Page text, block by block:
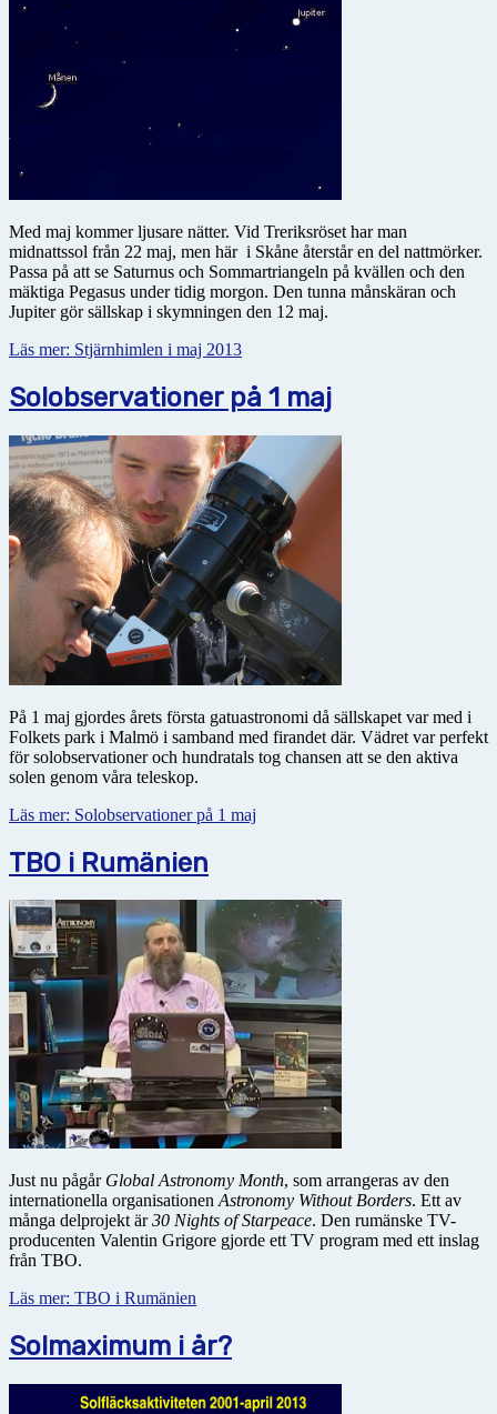
Med maj kommer ljusare nätter. Vid Treriksröset har man
midnattssol från 22 maj, men här i Skåne återstår en del nattmörker.
Passa på att se Saturnus och Sommartriangeln på kvällen och den
mäktiga Pegasus under tidig morgon. Den tunna månskäran och
Jupiter gör sällskap i skymningen den 12 maj.
Läs mer: Stjärnhimlen i maj 2013
Solobservationer på 1 maj
På 1 maj gjordes årets första gatuastronomi då sällskapet var med i
Folkets park i Malmö i samband med firandet där. Vädret var perfekt
för solobservationer och hundratals tog chansen att se den aktiva
solen genom våra teleskop.
Läs mer: Solobservationer på 1 maj
TBO i Rumänien
Just nu pågår Global Astronomy Month, som arrangeras av den
internationella organisationen Astronomy Without Borders. Ett av
många delprojekt är30 Nights of Starpeace. Den rumänske TV-
producenten Valentin Grigore gjorde ett TV program med ett inslag
från TBO.
Läs mer: TBO i Rumänien
Solmaximum i år?